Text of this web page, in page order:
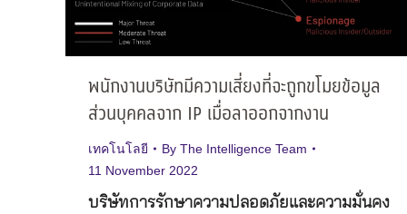
พนักงานบริษัทมีความเสี่ยงที่จะถูกขโมยข้อมูล
ส่วนบุคคลจาก IP เมื่อลาออกจากงาน
เทคโนโลยี By The Intelligence Team
11 November 2022
บริษัทการรักษาความปลอดภัยและความมั่นคง